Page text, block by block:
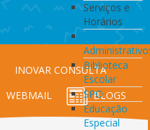
Serviços e
Horários
Serviços
Biblioteca
Escolar
SPO
Educação
Especial
INOVAR CONSULTA
WEBMAIL BLOGS